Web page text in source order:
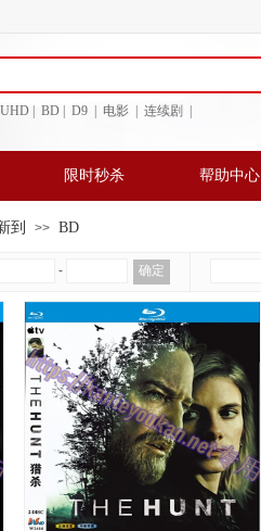
| BD | D9 | 电影 | 连续剧 |
限时秒杀 帮助中心
到 >> BD
- 确定